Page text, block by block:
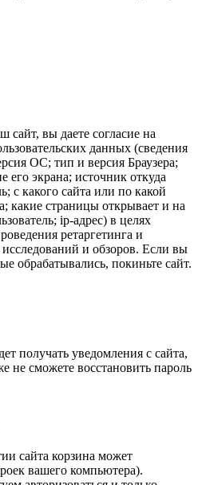
сайт, вы даете согласие на
данных (сведения
ОС; тип и версия Браузера;
его экрана; источник откуда
с какого сайта или по какой
какие страницы открывает и на
ip-адрес) в целях
ретаргетинга и
исследований и обзоров. Если вы
обрабатывались, покиньте сайт.
получать уведомления с сайта,
не сможете восстановить пароль
сайта корзина может
вашего компьютера).